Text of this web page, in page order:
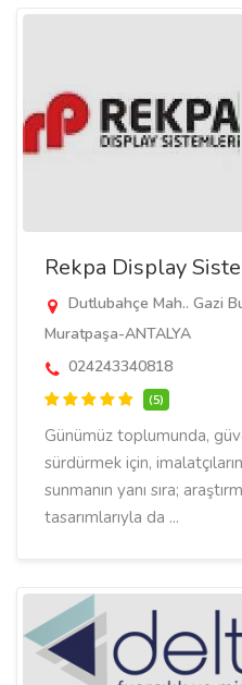
Rekpa Display
Dutlubahçe Mah.. Gazi
Muratpaşa-ANTALYA
024243340818
(5)
Günümüz toplumunda,
sürdürmek için,
sunmanın yanı sıra;
tasarımlarıyla da ...